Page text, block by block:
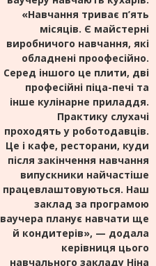
«Навчання триває п’ять
місяців. Є майстерні
виробничого навчання, які
обладнені проофесійно.
Серед іншого це плити, дві
професійні піца-печі та
інше кулінарне приладдя.
Практику слухачі
проходять у роботодавців.
Це і кафе, ресторани, куди
після закінчення навчання
випускники найчастіше
працевлаштовуються. Наш
заклад за програмою
ваучера планує навчати ще
й кондитерів», — додала
керівниця цього
навчального закладу Ніна